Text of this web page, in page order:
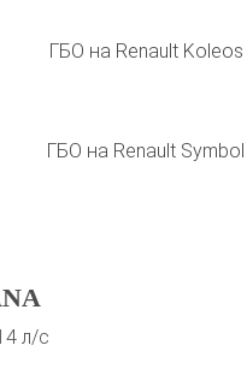
ГБО на Renault Koleos
ГБО на Renault Symbol
л/с